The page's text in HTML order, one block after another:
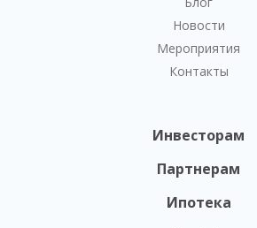
Новости
Мероприятия
Контакты
Инвесторам
Партнерам
Ипотека